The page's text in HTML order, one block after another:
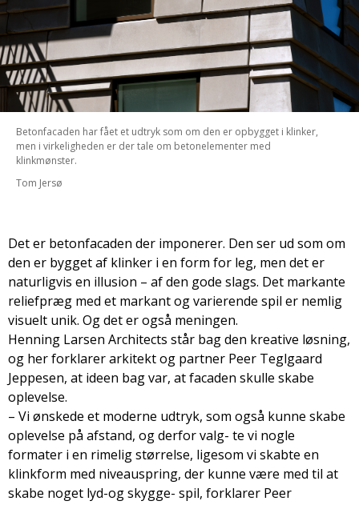
Betonfacaden har fået et udtryk som om den er opbygget i klinker,
men i virkeligheden er der tale om betonelementer med
klinkmønster.
Tom Jersø
Det er betonfacaden der imponerer. Den ser ud som om
den er bygget af klinker i en form for leg, men det er
naturligvis en illusion – af den gode slags. Det markante
reliefpræg med et markant og varierende spil er nemlig
visuelt unik. Og det er også meningen.
Henning Larsen Architects står bag den kreative løsning,
og her forklarer arkitekt og partner Peer Teglgaard
Jeppesen, at ideen bag var, at facaden skulle skabe
oplevelse.
– Vi ønskede et moderne udtryk, som også kunne skabe
oplevelse på afstand, og derfor valg- te vi nogle
formater i en rimelig størrelse, ligesom vi skabte en
klinkform med niveauspring, der kunne være med til at
skabe noget lyd-og skygge- spil, forklarer Peer